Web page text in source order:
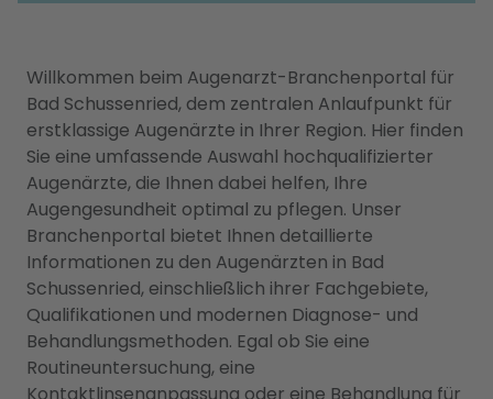
Willkommen beim Augenarzt-Branchenportal für
Bad Schussenried, dem zentralen Anlaufpunkt für
erstklassige Augenärzte in Ihrer Region. Hier finden
Sie eine umfassende Auswahl hochqualifizierter
Augenärzte, die Ihnen dabei helfen, Ihre
Augengesundheit optimal zu pflegen. Unser
Branchenportal bietet Ihnen detaillierte
Informationen zu den Augenärzten in Bad
Schussenried, einschließlich ihrer Fachgebiete,
Qualifikationen und modernen Diagnose- und
Behandlungsmethoden. Egal ob Sie eine
Routineuntersuchung, eine